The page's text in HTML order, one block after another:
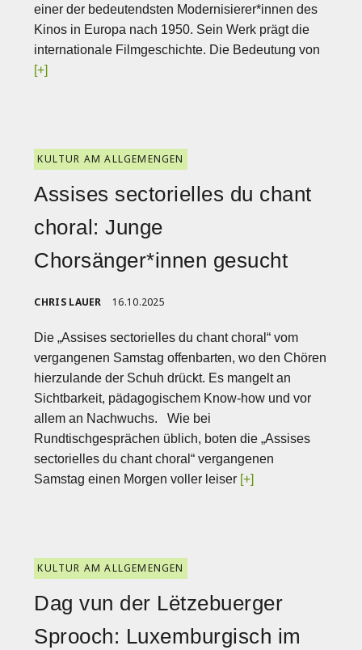
einer der bedeutendsten Modernisierer*innen des
Kinos in Europa nach 1950. Sein Werk prägt die
internationale Filmgeschichte. Die Bedeutung von
[+]
KULTUR AM ALLGEMENGEN
Assises sectorielles du chant
choral: Junge
Chorsänger*innen gesucht
CHRIS LAUER 16.10.2025
Die „Assises sectorielles du chant choral“ vom
vergangenen Samstag offenbarten, wo den Chören
hierzulande der Schuh drückt. Es mangelt an
Sichtbarkeit, pädagogischem Know-how und vor
allem an Nachwuchs. Wie bei
Rundtischgesprächen üblich, boten die „Assises
sectorielles du chant choral“ vergangenen
Samstag einen Morgen voller leiser [+]
KULTUR AM ALLGEMENGEN
Dag vun der Lëtzebuerger
Sprooch: Luxemburgisch im